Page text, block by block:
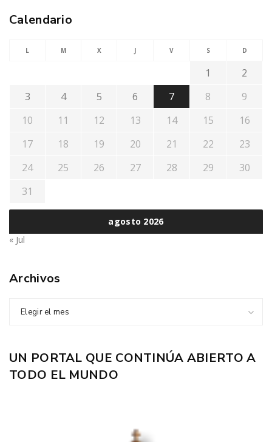
Calendario
agosto 2026
L M X J V S D
1
2
3
4 5 6 7 8
9
10
11 12 13 14 15
16
17
18 19 20 21 22
23
24
25 26 27 28 29
30
31
« Jul
Archivos
Elegir el mes
UN PORTAL QUE CONTINÚA ABIERTO A
TODO EL MUNDO